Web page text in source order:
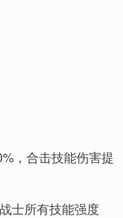
，合击技能伤害提
士所有技能强度